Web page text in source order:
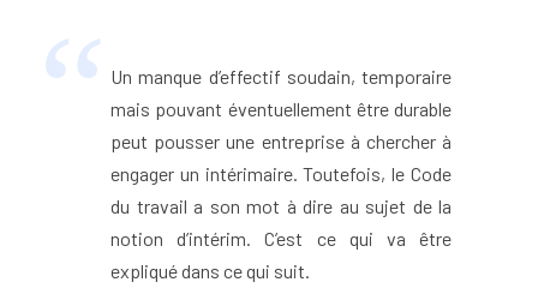
Un manque d’effectif soudain, temporaire
mais pouvant éventuellement être durable
peut pousser une entreprise à chercher à
engager un intérimaire. Toutefois, le Code
du travail a son mot à dire au sujet de la
notion d’intérim. C’est ce qui va être
expliqué dans ce qui suit.